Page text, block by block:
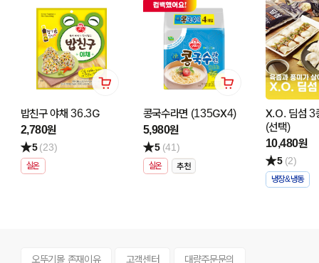
밥친구 야채 36.3G
2,780원
5(23)
실온
콩국수라면 (135GX4)
5,980원
5 (41)
실온
X.O. 딤섬 3
(선택)
10,480원
5 (2)
냉장&냉동
오뚜기몰 존재이유 고객센터 대량주문문의